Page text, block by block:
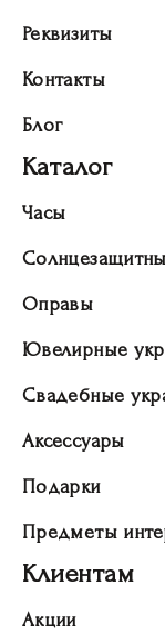
Реквизиты
Контакты
Блог
Каталог
Часы
Оправы
Ювелирные
Свадебные
Аксессуары
Подарки
Предметы
Клиентам
Акции